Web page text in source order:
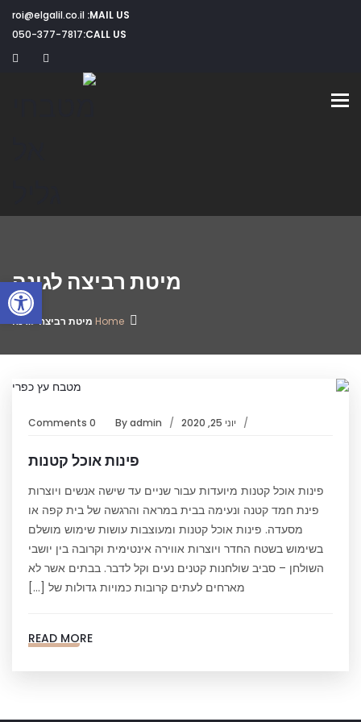
MAIL US:
CALL US:
050-377-7817
Toggle navigation
מיטת רביצה לגינה
Home מיטת רביצה לגינה
יוני 25, 2020 Byadmin
0 Comments
פינות אוכל קטנות
פינות אוכל קטנות מיועדות עבור שניים עד שישה אנשים ויוצרות
פינת חמד קטנה ונעימה בבית במראה והרגשה של בית קפה או
מסעדה. פינות אוכל קטנות ומעוצבות עושות שימוש מושלם
בשימוש בשטח החדר ויוצרות אווירה אינטימית וקרובה בין יושבי
השולחן – סביב שולחנות קטנים נעים וקל לדבר. בבתים אשר לא
מארחים לעתים קרובות כמויות גדולות של […]
READ MORE